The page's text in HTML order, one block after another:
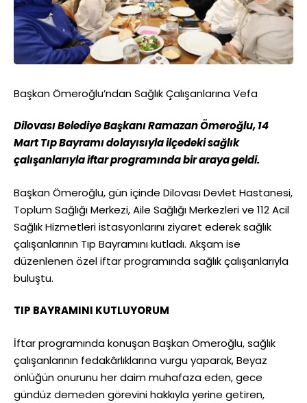
Başkan Ömeroğlu’ndan Sağlık Çalışanlarına Vefa
Dilovası Belediye Başkanı Ramazan Ömeroğlu, 14
Mart Tıp Bayramı dolayısıyla ilçedeki sağlık
çalışanlarıyla iftar programında bir araya geldi.
Başkan Ömeroğlu, gün içinde Dilovası Devlet Hastanesi,
Toplum Sağlığı Merkezi, Aile Sağlığı Merkezleri ve 112 Acil
Sağlık Hizmetleri istasyonlarını ziyaret ederek sağlık
çalışanlarının Tıp Bayramını kutladı. Akşam ise
düzenlenen özel iftar programında sağlık çalışanlarıyla
buluştu.
TIP BAYRAMINI KUTLUYORUM
İftar programında konuşan Başkan Ömeroğlu, sağlık
çalışanlarının fedakârlıklarına vurgu yaparak, Beyaz
önlüğün onurunu her daim muhafaza eden, gece
gündüz demeden görevini hakkıyla yerine getiren,